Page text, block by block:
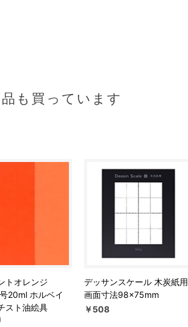
も買っています
トオレンジ
20ml ホルベイ
スト油絵具
デッサンスケール 木炭紙用
画面寸法98×75mm
￥508